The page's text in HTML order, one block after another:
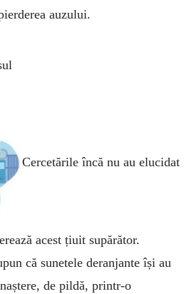
auzului.
Cercetările încă nu au elucidat
acest țiuit supărător.
că sunetele deranjante își au
de pildă, prin­tr-o